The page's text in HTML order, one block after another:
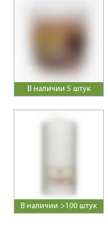
В наличии 5 штук
В наличии >100 штук